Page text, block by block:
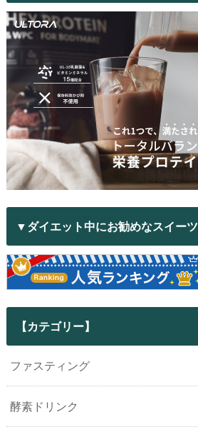
▼ダイエット中にお勧めなスイーツ
【カテゴリー】
ファスティング
酵素ドリンク